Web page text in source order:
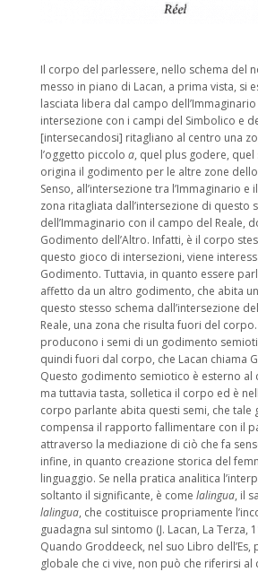
Il corpo del parlessere, nello schema del
messo in piano di Lacan, a prima vista, si
lasciata libera dal campo dell’Immaginario
intersezione con i campi del Simbolico e
[intersecandosi] ritagliano al centro una
l’oggetto piccolo a, quel plus godere, quel
origina il godimento per le altre zone
Senso, all’intersezione tra l’Immaginario e
zona ritagliata dall’intersezione di questo
dell’Immaginario con il campo del Reale,
Godimento dell’Altro. Infatti, è il corpo
questo gioco di intersezioni, viene
Godimento. Tuttavia, in quanto essere
affetto da un altro godimento, che abita
questo stesso schema dall’intersezione
Reale, una zona che risulta fuori del corpo.
producono i semi di un godimento
quindi fuori dal corpo, che Lacan chiama
Questo godimento semiotico è esterno al
ma tuttavia tasta, solletica il corpo ed è
corpo parlante abita questi semi, che tale
compensa il rapporto fallimentare con il
attraverso la mediazione di ciò che fa
infine, in quanto creazione storica del
linguaggio. Se nella pratica analitica
soltanto il significante, è come lalingua, il
lalingua, che costituisce propriamente
guadagna sul sintomo (J. Lacan, La Terza,
Quando Groddeeck, nel suo Libro dell’Es,
globale che ci vive, non può che riferirsi